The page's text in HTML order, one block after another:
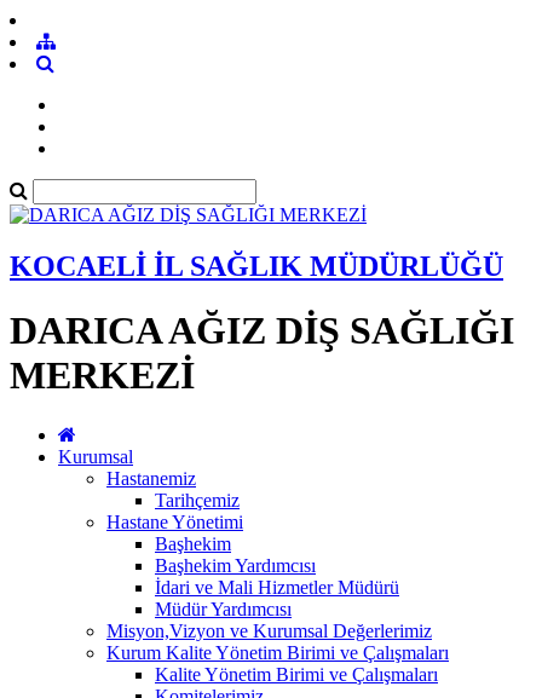
KOCAELİ İL SAĞLIK MÜDÜRLÜĞÜ
DARICA AĞIZ DİŞ SAĞLIĞI
MERKEZİ
Kurumsal
Hastanemiz
Tarihçemiz
Hastane Yönetimi
Başhekim
Başhekim Yardımcısı
İdari ve Mali Hizmetler Müdürü
Müdür Yardımcısı
Misyon,Vizyon ve Kurumsal Değerlerimiz
Kurum Kalite Yönetim Birimi ve Çalışmaları
Kalite Yönetim Birimi ve Çalışmaları